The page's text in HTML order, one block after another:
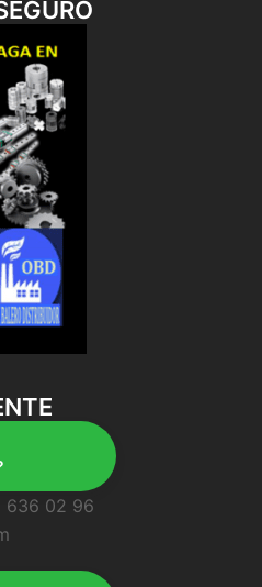
442 636 02 96